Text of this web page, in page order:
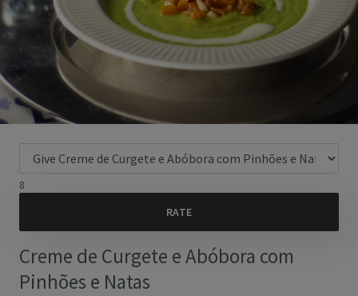
8
Creme de Curgete e Abóbora com
Pinhões e Natas